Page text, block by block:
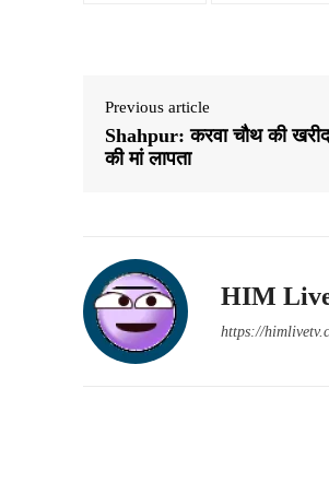
Previous article
Shahpur: करवा चौथ की
की मां लापता
HIM
https://